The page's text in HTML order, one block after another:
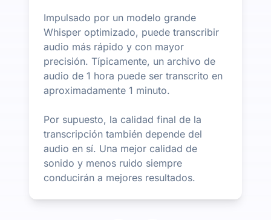
Impulsado por un modelo grande
Whisper optimizado, puede transcribir
audio más rápido y con mayor
precisión. Típicamente, un archivo de
audio de 1 hora puede ser transcrito en
aproximadamente 1 minuto.
Por supuesto, la calidad final de la
transcripción también depende del
audio en sí. Una mejor calidad de
sonido y menos ruido siempre
conducirán a mejores resultados.